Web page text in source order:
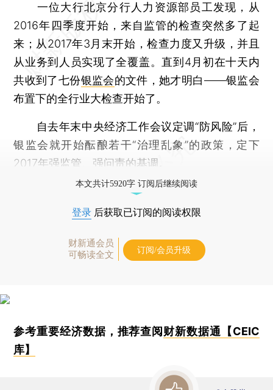
一位大行北京分行人力资源部员工发现，从
2016年四季度开始，来自监管的检查突然多了起
来；从2017年3月末开始，检查力度又升级，并且
从业务到人员实现了全覆盖。直到4月初在十天内
共收到了七份银监会的文件，她才明白——银监会
布置下的全行业大检查开始了。
自去年末中央经济工作会议定调“防风险”后，
银监会就开始酝酿若干“治理乱象”的政策，定下
2017年强监管、强问责的基调。
本文共计5920字 订阅后继续阅读
登录 后获取已订阅的阅读权限
财新通会员
可畅读全文
订阅/会员升级
参考重要经济数据，推荐查阅财新数据通【CEIC
库】